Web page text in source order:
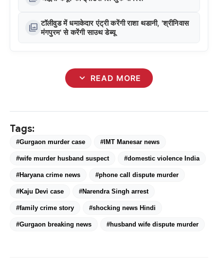
photo_library टॉलीवुड में धमाकेदार एंट्री करेंगी राशा थडानी, 'श्रीनिवास
मंगपुरम' से करेंगी साउथ डेब्यू
expand_more READ MORE
Tags:
#Gurgaon murder case #IMT Manesar news
#wife murder husband suspect #domestic violence India
#Haryana crime news #phone call dispute murder
#Kaju Devi case #Narendra Singh arrest
#family crime story #shocking news Hindi
#Gurgaon breaking news #husband wife dispute murder